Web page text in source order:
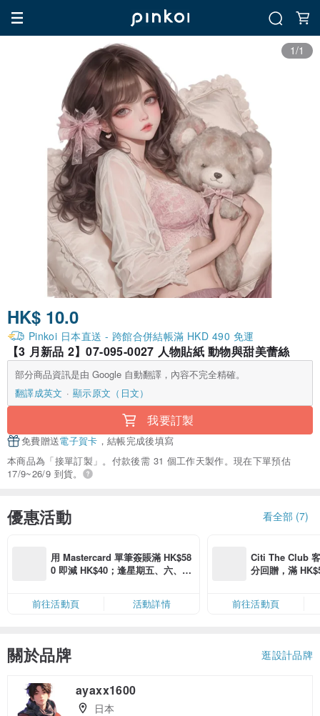
1/1
HK$ 10.0
Pinkoi 日本直送 - 跨館合併結帳滿 HKD 490 免運
【3 月新品 2】07-095-0027 人物貼紙 動物與甜美蕾絲
部分商品資訊是由 Google 自動翻譯，內容不完全精確。
翻譯成英文
顯示原文（日文）
我要訂製
免費贈送電子賀卡 ，結帳完成後填寫
本商品為「接單訂製」。付款後需 31 個工作天製作。現在下單預估
17/9~26/9 到貨。
優惠活動 看全部 (7)
用 Mastercard 單筆簽賬滿 HK$58
0 即減 HK$40；逢星期五、六、日
卡」結帳）
前往活動頁 活動詳情
Citi The Club
分回贈，滿
前往活動頁
關於品牌 逛設計品牌
ayaxx1600
日本